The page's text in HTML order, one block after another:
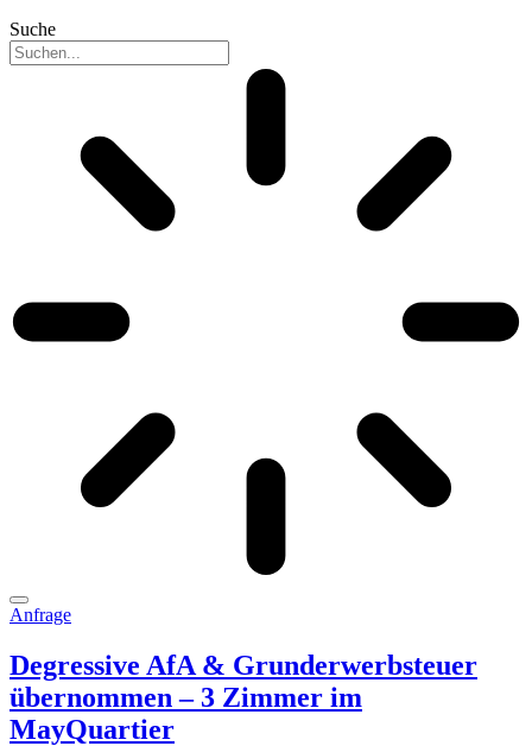
Suche
Anfrage
Degressive AfA & Grunderwerbsteuer
übernommen – 3 Zimmer im
MayQuartier